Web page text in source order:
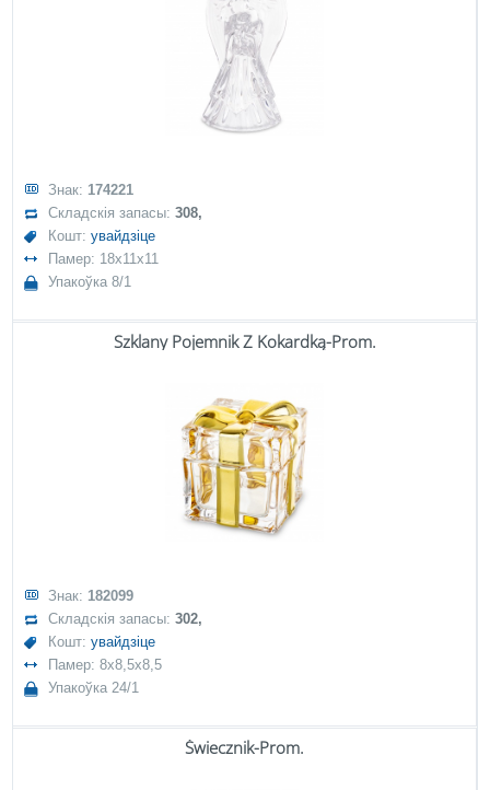
Знак: 174221
Складскія запасы:308,
Кошт:увайдзіце
Памер: 18x11x11
Упакоўка 8/1
Szklany Pojemnik Z Kokardką-Prom.
Знак: 182099
Складскія запасы:302,
Кошт:увайдзіце
Памер: 8x8,5x8,5
Упакоўка 24/1
Świecznik-Prom.